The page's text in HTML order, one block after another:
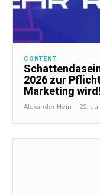
CONTENT
2026 zur
Marketing wird!
Alexander Hein - 22.